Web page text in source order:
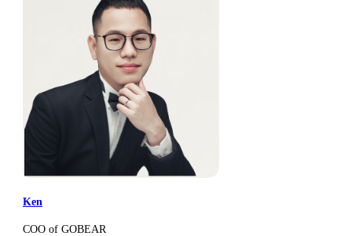
Ken
COO of GOBEAR